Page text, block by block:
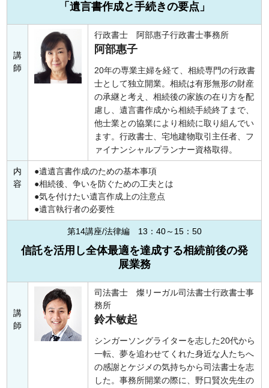
「遺言書作成と手続きの要点」
講
師
行政書士 阿部惠子行政書士事務所
阿部惠子
20年の専業主婦を経て、相続専門の行政書
士として独立開業。相続は有形無形の財産
の承継と考え、相続後の家族の在り方を配
慮し、遺言書作成から相続手続終了まで、
他士業との協業により相続に取り組んでい
ます。行政書士、宅地建物取引主任者、フ
ァイナンシャルプランナー資格取得。
内
容
遺遺言書作成のための基本事項
相続後、争いを防ぐための工夫とは
気を付けたい遺言作成上の注意点
遺言執行者の必要性
第14講座/法律編 13：40～15：50
信託を活用し全体最適を達成する相続前後の発
展業務
講
師
司法書士 燦リーガル司法書士行政書士事
務所
鈴木敏起
シンガーソングライターを志した20代から
一転、夢を追わせてくれた身近な人たちへ
の感謝とケジメの気持ちから司法書士を志
した。事務所開業の際に、野口賢次先生の